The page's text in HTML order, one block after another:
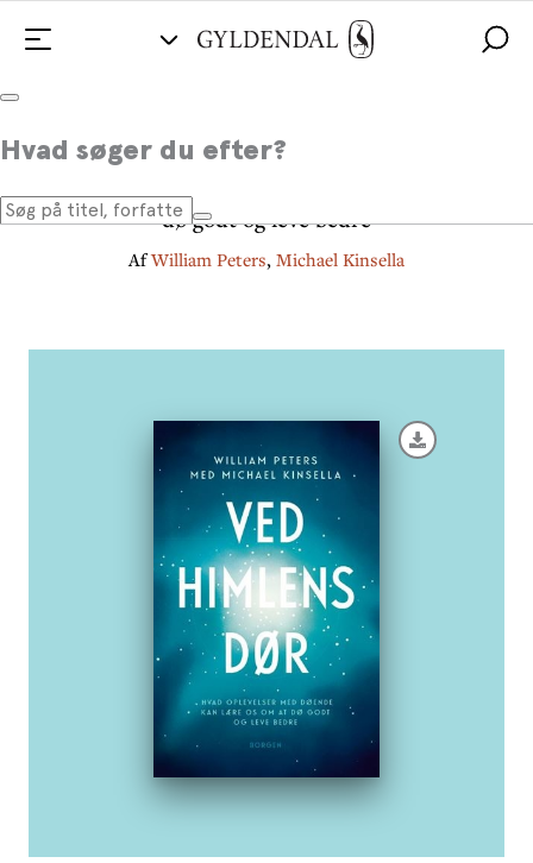
Hvad søger du efter?
Ved himlens dør
Hvad oplevelser med døende kan lære os om at
dø godt og leve bedre
AfWilliam Peters, Michael Kinsella